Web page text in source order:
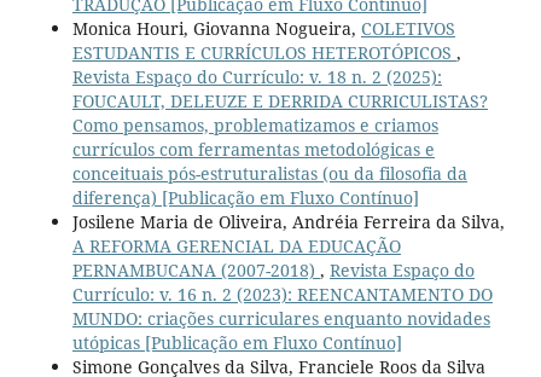
Monica Houri, Giovanna Nogueira, COLETIVOS
ESTUDANTIS E CURRÍCULOS HETEROTÓPICOS ,
Revista Espaço do Currículo: v. 18 n. 2 (2025):
FOUCAULT, DELEUZE E DERRIDA CURRICULISTAS?
Como pensamos, problematizamos e criamos
currículos com ferramentas metodológicas e
conceituais pós-estruturalistas (ou da filosofia da
diferença) [Publicação em Fluxo Contínuo]
Josilene Maria de Oliveira, Andréia Ferreira da Silva,
A REFORMA GERENCIAL DA EDUCAÇÃO
PERNAMBUCANA (2007-2018) , Revista Espaço do
Currículo: v. 16 n. 2 (2023): REENCANTAMENTO DO
MUNDO: criações curriculares enquanto novidades
utópicas [Publicação em Fluxo Contínuo]
Simone Gonçalves da Silva, Franciele Roos da Silva